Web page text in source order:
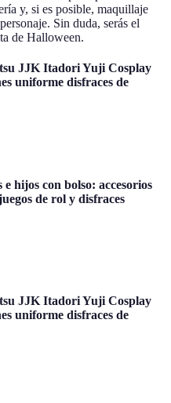
y, si es posible, maquillaje
Sin duda, serás el
de Halloween.
JJK Itadori Yuji Cosplay
uniforme disfraces de
hijos con bolso: accesorios
de rol y disfraces
JJK Itadori Yuji Cosplay
uniforme disfraces de